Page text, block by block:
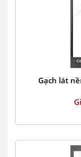
Gạch lát